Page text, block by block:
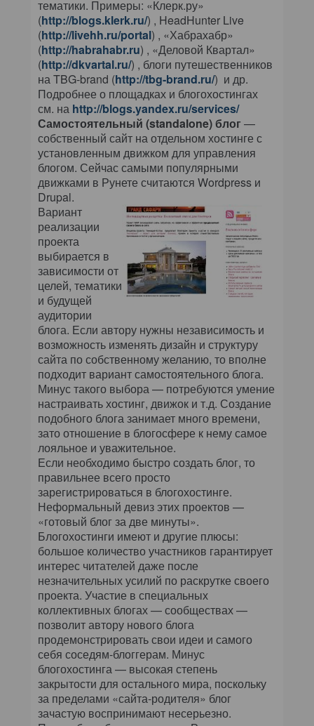
тематики. Примеры: «Клерк.ру»
(http://blogs.klerk.ru/) , HeadHunter Live
(http://livehh.ru/portal) , «Хабрахабр»
(http://habrahabr.ru) , «Деловой Квартал»
(http://dkvartal.ru/) , блоги путешественников
на TBG-brand (http://tbg-brand.ru/) и др.
Подробнее о площадках и блогохостингах
см. на http://blogs.yandex.ru/services/
Самостоятельный (standalone) блог—
собственный сайт на отдельном хостинге с
установленным движком для управления
блогом. Сейчас самыми популярными
движками в Рунете считаются Wordpress и
Drupal.
Вариант
реализации
проекта
выбирается в
зависимости от
целей, тематики
и будущей
аудитории
блога. Если автору нужны независимость и
возможность изменять дизайн и структуру
сайта по собственному желанию, то вполне
подходит вариант самостоятельного блога.
Минус такого выбора — потребуются умение
настраивать хостинг, движок и т.д. Создание
подобного блога занимает много времени,
зато отношение в блогосфере к нему самое
лояльное и уважительное.
Если необходимо быстро создать блог, то
правильнее всего просто
зарегистрироваться в блогохостинге.
Неформальный девиз этих проектов —
«готовый блог за две минуты».
Блогохостинги имеют и другие плюсы:
большое количество участников гарантирует
интерес читателей даже после
незначительных усилий по раскрутке своего
проекта. Участие в специальных
коллективных блогах — сообществах —
позволит автору нового блога
продемонстрировать свои идеи и самого
себя соседям-блоггерам. Минус
блогохостинга — высокая степень
закрытости для остального мира, поскольку
за пределами «сайта-родителя» блог
зачастую воспринимают несерьезно.